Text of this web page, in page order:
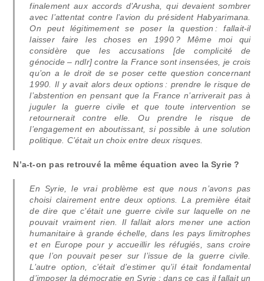
finalement aux accords d’Arusha, qui devaient sombrer
avec l’attentat contre l’avion du président Habyarimana.
On peut légitimement se poser la question : fallait-il
laisser faire les choses en 1990 ? Même moi qui
considère que les accusations [de complicité de
génocide – ndlr] contre la France sont insensées, je crois
qu’on a le droit de se poser cette question concernant
1990. Il y avait alors deux options : prendre le risque de
l’abstention en pensant que la France n’arriverait pas à
juguler la guerre civile et que toute intervention se
retournerait contre elle. Ou prendre le risque de
l’engagement en aboutissant, si possible à une solution
politique. C’était un choix entre deux risques.
N’a-t-on pas retrouvé la même équation avec la Syrie ?
En Syrie, le vrai problème est que nous n’avons pas
choisi clairement entre deux options. La première était
de dire que c’était une guerre civile sur laquelle on ne
pouvait vraiment rien. Il fallait alors mener une action
humanitaire à grande échelle, dans les pays limitrophes
et en Europe pour y accueillir les réfugiés, sans croire
que l’on pouvait peser sur l’issue de la guerre civile.
L’autre option, c’était d’estimer qu’il était fondamental
d’imposer la démocratie en Syrie : dans ce cas il fallait un